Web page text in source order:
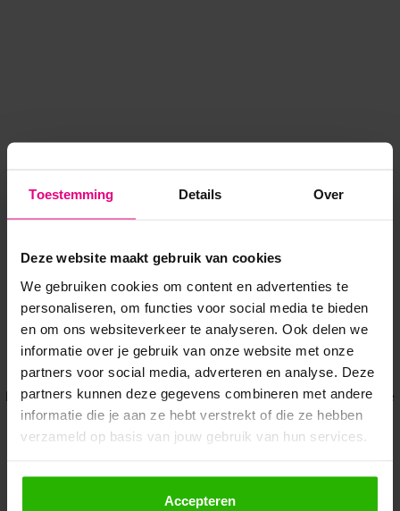
Toestemming Details Over
Deze website maakt gebruik van cookies
We gebruiken cookies om content en advertenties te
personaliseren, om functies voor social media te bieden
en om ons websiteverkeer te analyseren. Ook delen we
informatie over je gebruik van onze website met onze
partners voor social media, adverteren en analyse. Deze
partners kunnen deze gegevens combineren met andere
informatie die je aan ze hebt verstrekt of die ze hebben
verzameld op basis van jouw gebruik van hun services.
Als je op "Accepteer" klikt, dan geef je Voordeeluitjes.nl
toestemming om cookies voor social media en
Accepteren
Application error: a client-side exception has occurred while
loadingwww.voordeeluitjes.nl (see the browser console for more
information).